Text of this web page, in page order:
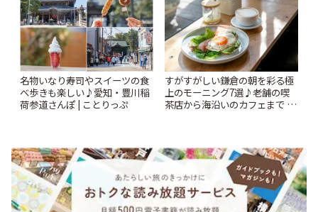
名物いなり寿司やスイーツの食
べ歩きも楽しい♪愛知・豊川稲
荷参道さんぽ | ことりっぷ
すがすがしい鎌倉の朝を彩る極
上のモーニング7選♪老舗の喫
茶店から海沿いのカフェまで |